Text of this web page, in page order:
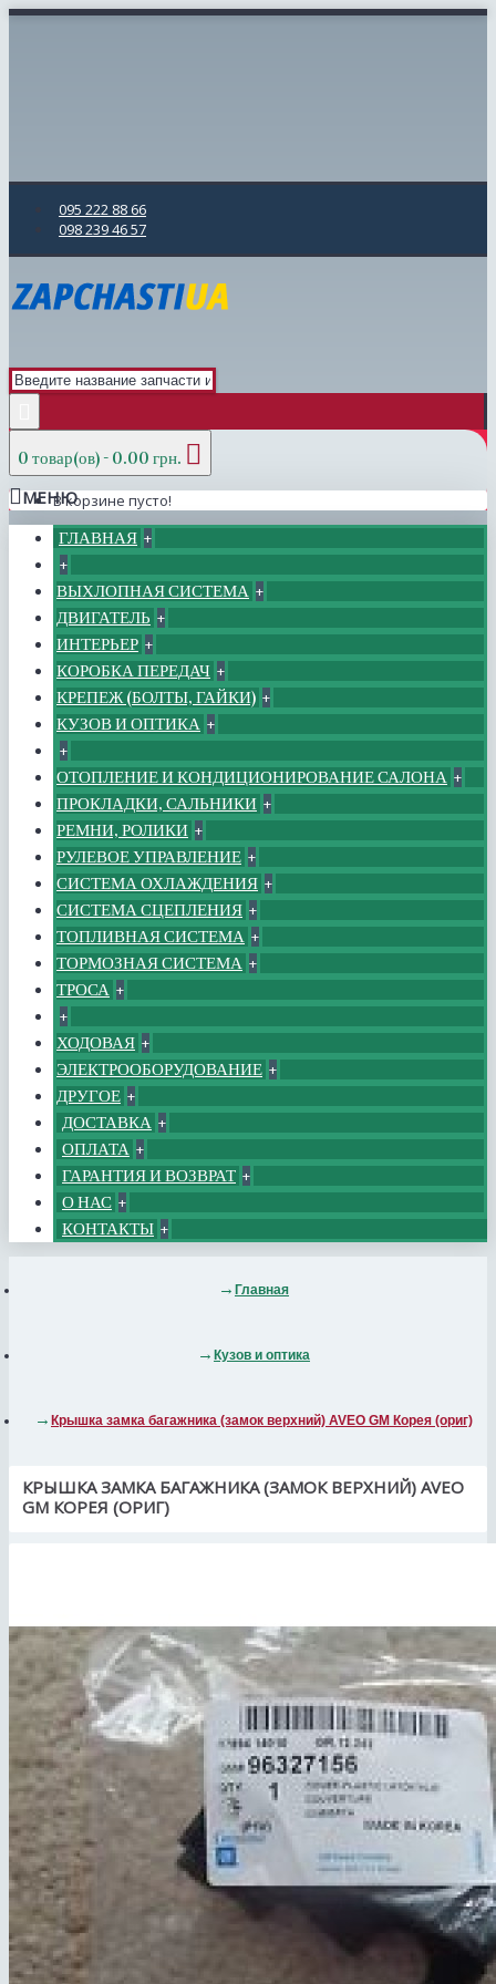
095 222 88 66
098 239 46 57
0 товар(ов) - 0.00 грн.
В корзине пусто!
МЕНЮ
ГЛАВНАЯ +
+
ВЫХЛОПНАЯ СИСТЕМА +
ДВИГАТЕЛЬ +
ИНТЕРЬЕР +
КОРОБКА ПЕРЕДАЧ +
КРЕПЕЖ (БОЛТЫ, ГАЙКИ) +
КУЗОВ И ОПТИКА +
+
ОТОПЛЕНИЕ И КОНДИЦИОНИРОВАНИЕ САЛОНА +
ПРОКЛАДКИ, САЛЬНИКИ +
РЕМНИ, РОЛИКИ +
РУЛЕВОЕ УПРАВЛЕНИЕ +
СИСТЕМА ОХЛАЖДЕНИЯ +
СИСТЕМА СЦЕПЛЕНИЯ +
ТОПЛИВНАЯ СИСТЕМА +
ТОРМОЗНАЯ СИСТЕМА +
ТРОСА +
+
ХОДОВАЯ +
ЭЛЕКТРООБОРУДОВАНИЕ +
ДРУГОЕ +
ДОСТАВКА +
ОПЛАТА +
ГАРАНТИЯ И ВОЗВРАТ +
О НАС +
КОНТАКТЫ +
Главная
Кузов и оптика
Крышка замка багажника (замок верхний) AVEO GM Корея (ориг)
КРЫШКА ЗАМКА БАГАЖНИКА (ЗАМОК ВЕРХНИЙ) AVEO
GM КОРЕЯ (ОРИГ)